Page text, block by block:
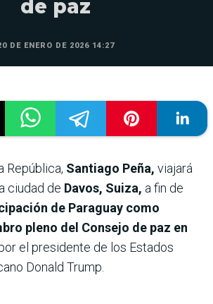
de paz
DE ENERO DE 2026 14:27
República, Santiago Peña, viajará
ciudad de Davos, Suiza, a fin de
de Paraguay como
pleno del Consejo de paz en
el presidente de los Estados
Donald Trump.